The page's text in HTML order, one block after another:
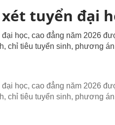
tuyển đại
học, cao đẳng năm 2026
chỉ tiêu tuyển sinh, phương
học, cao đẳng năm 2026
chỉ tiêu tuyển sinh, phương